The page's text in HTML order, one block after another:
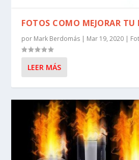
FOTOS COMO MEJORAR TU
por Mark Berdomás | Mar 19, 2020 |
LEER MÁS